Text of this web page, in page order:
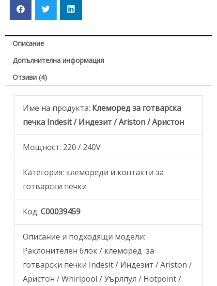
Описание
Допълнителна информация
Отзиви (4)
Име на продукта: Клеморед за готварска
печка Indesit / Индезит / Ariston / Аристон
Мощност: 220 / 240V
Категория: клемореди и контакти за
готварски печки
Код: C00039459
Описание и подходящи модели:
Раклонителен блок / клеморед за
готварски печки Indesit / Индезит / Ariston /
Аристон / Whirlpool / Уърлпул / Hotpoint /